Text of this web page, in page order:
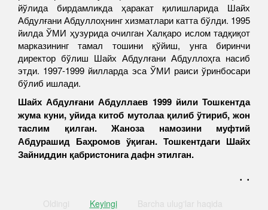
йўлида бирдамликда ҳаракат қилишларида Шайх
Абдулғани Абдуллоҳнинг хизматлари катта бўлди. 1995
йилда ЎМИ ҳузурида очилган Халқаро ислом тадқиқот
марказининг тамал тошини қўйиш, унга биринчи
директор бўлиш Шайх Абдулғани Абдуллоҳга насиб
этди. 1997-1999 йилларда эса ЎМИ раиси ўринбосари
бўлиб ишлади.
Шайх Абдулғани Абдуллаев 1999 йили Тошкентда
жума куни, уйида китоб мутолаа қилиб ўтириб, жон
таслим қилган. Жаноза намозини муфтий
Абдурашид Баҳромов ўқиган. Тошкентдаги Шайх
Зайниддин қабристонига дафн этилган.
. .
Oldingi Keyingi Barcha ulugʻlar haqida